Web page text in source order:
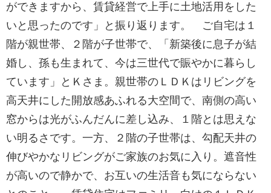
ができますから、賃貸経営で上手に土地活用をした
いと思ったのです」と振り返ります。 ご自宅は１
階が親世帯、２階が子世帯で、「新築後に息子が結
婚し、孫も生まれて、今は三世代で賑やかに暮らし
ています」とＫさま。親世帯のＬＤＫはリビングを
高天井にした開放感あふれる大空間で、南側の高い
窓からは光がふんだんに差し込み、１階とは思えな
い明るさです。一方、２階の子世帯は、勾配天井の
伸びやかなリビングがご家族のお気に入り。遮音性
が高いので静かで、お互いの生活音も気にならない